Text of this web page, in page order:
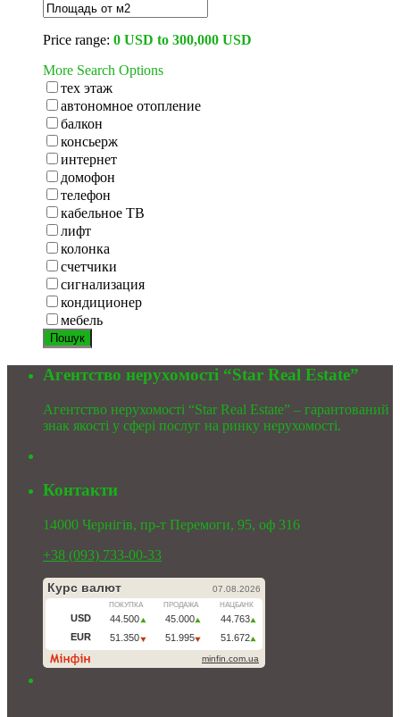
Price range: 0 USD to 300,000 USD
More Search Options
тех этаж
автономное отопление
балкон
консьерж
интернет
домофон
телефон
кабельное ТВ
лифт
колонка
счетчики
сигнализация
кондиционер
мебель
Пошук
Агентство нерухомості “Star Real Estate”
Агентство нерухомості “Star Real Estate” – гарантований
знак якості у сфері послуг на ринку нерухомості.
Контакти
14000 Чернігів, пр-т Перемоги, 95, оф 316
+38 (093) 733-00-33